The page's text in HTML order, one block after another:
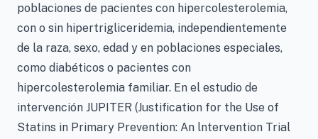
poblaciones de pacientes con hipercolesterolemia,
con o sin hipertrigliceridemia, independientemente
de la raza, sexo, edad y en poblaciones especiales,
como diabéticos o pacientes con
hipercolesterolemia familiar. En el estudio de
intervención JUPITER (Justification for the Use of
Statins in Primary Prevention: An lntervention Trial